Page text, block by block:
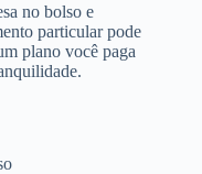
no bolso e
particular pode
plano você paga